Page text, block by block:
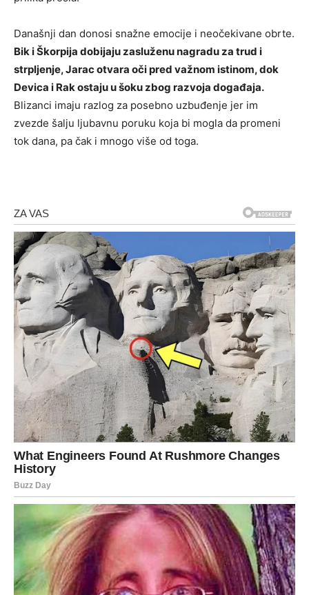
Današnji dan donosi snažne emocije i neočekivane obrte.
Bik i Škorpija dobijaju zasluženu nagradu za trud i
strpljenje, Jarac otvara oči pred važnom istinom, dok
Devica i Rak ostaju u šoku zbog razvoja događaja.
Blizanci imaju razlog za posebno uzbuđenje jer im
zvezde šalju ljubavnu poruku koja bi mogla da promeni
tok dana, pa čak i mnogo više od toga.